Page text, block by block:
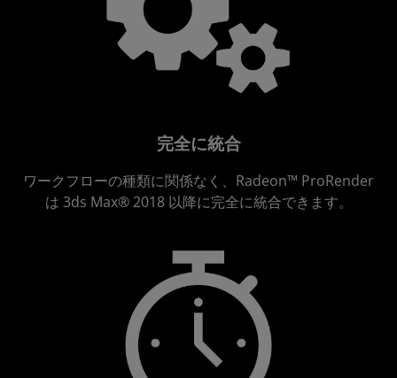
完全に統合
ワークフローの種類に関係なく、Radeon™ ProRender
は 3ds Max® 2018 以降に完全に統合できます。